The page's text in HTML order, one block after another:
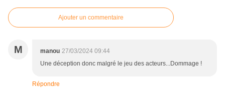
Ajouter un commentaire
M manou 27/03/2024 09:44
Une déception donc malgré le jeu des acteurs...Dommage !
Répondre